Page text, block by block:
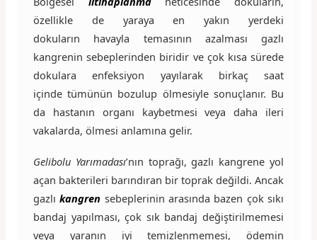
özellikle de yaraya en yakın yerdeki
dokuların havayla temasının azalması gazlı
kangrenin sebeplerinden biridir ve çok kısa sürede
dokulara enfeksiyon yayılarak birkaç saat
içinde tümünün bozulup ölmesiyle sonuçlanır. Bu
da hastanın organı kaybetmesi veya daha ileri
vakalarda, ölmesi anlamına gelir.
Gelibolu Yarımadası’nın toprağı, gazlı kangrene yol
açan bakterileri barındıran bir toprak değildi. Ancak
gazlıkangren sebeplerinin arasında bazen çok sıkı
bandaj yapılması, çok sık bandaj değiştirilmemesi
veya yaranın iyi temizlenmemesi, ödemin